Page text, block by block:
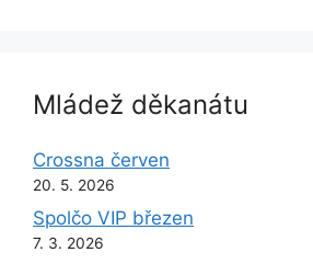
Mládež děkanátu
Crossna červen
20. 5. 2026
Spolčo VIP březen
7. 3. 2026